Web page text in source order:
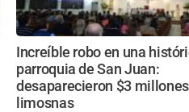
Increíble robo en una
parroquia de San Juan:
desaparecieron $3
limosnas